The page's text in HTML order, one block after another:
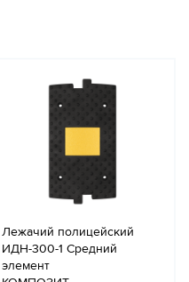
Лежачий полицейский
ИДН-300-1 Средний
элемент